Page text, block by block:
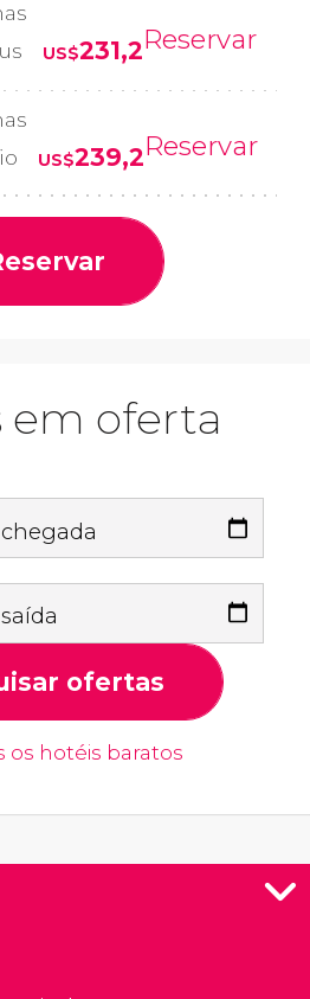
US$231,2Reservar
US$239,2Reservar
em oferta
ofertas
os hotéis baratos